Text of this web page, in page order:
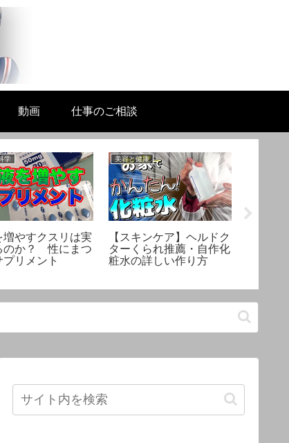
動画 仕事のご相談
学
増やすクスリは実
のか？ 性にまつ
プリメント
美容と健康
【スキンケア】ヘルドク
ターくられ推薦・自作化
粧水の詳しい作り方